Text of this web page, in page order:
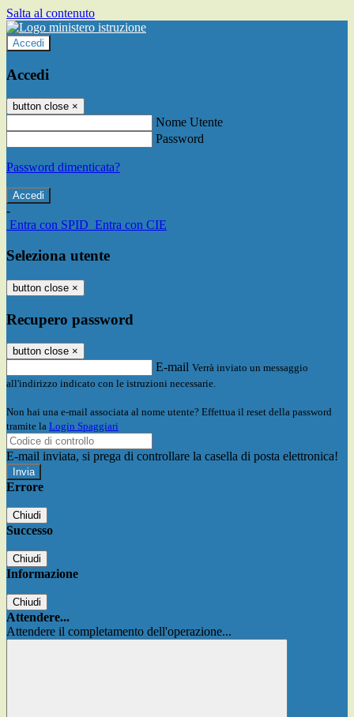
Salta al contenuto
Accedi
Accedi
button close ×
Nome Utente
Password
Password dimenticata?
-
Entra con SPID Entra con CIE
Seleziona utente
button close ×
Recupero password
button close ×
E-mail Verrà inviato un messaggio
all'indirizzo indicato con le istruzioni necessarie.
Non hai una e-mail associata al nome utente? Effettua il reset della password
tramite la Login Spaggiari
E-mail inviata, si prega di controllare la casella di posta elettronica!
Errore
Chiudi
Successo
Chiudi
Informazione
Chiudi
Attendere...
Attendere il completamento dell'operazione...